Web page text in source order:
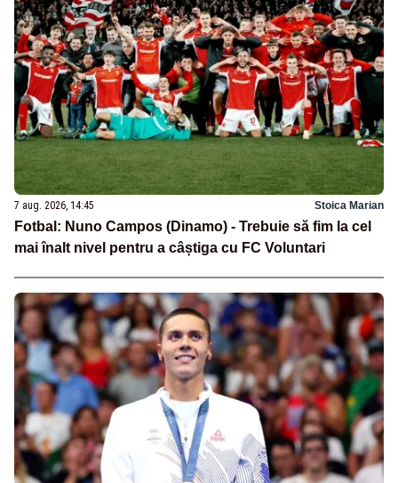
7 aug. 2026, 14:45 Stoica Marian
Fotbal: Nuno Campos (Dinamo) - Trebuie să fim la cel
mai înalt nivel pentru a câștiga cu FC Voluntari